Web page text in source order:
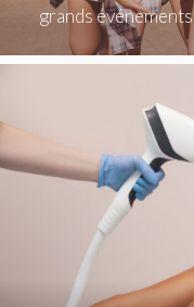
grands événements